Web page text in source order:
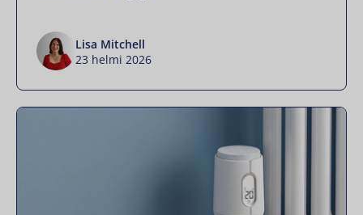
Lisa Mitchell
23 helmi 2026